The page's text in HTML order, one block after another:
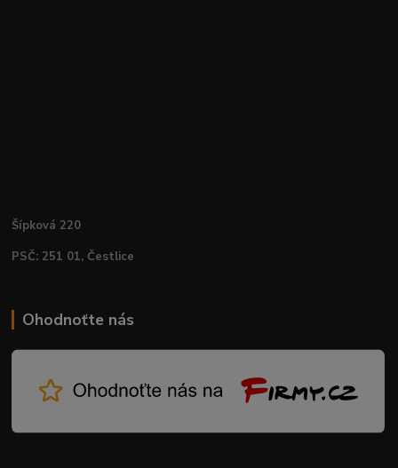
Šípková 220
PSČ: 251 01, Čestlice
Ohodnoťte nás